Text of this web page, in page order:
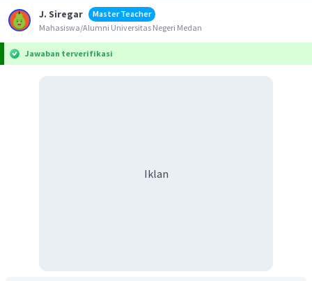
J. Siregar
Master Teacher
Mahasiswa/Alumni Universitas Negeri Medan
Jawaban terverifikasi
Iklan